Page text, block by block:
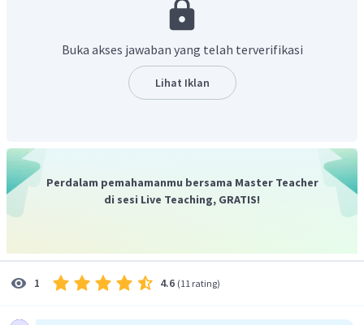
Buka akses jawaban yang telah terverifikasi
Lihat Iklan
Perdalam pemahamanmu bersama Master Teacher
di sesi Live Teaching, GRATIS!
1 4.6 (11 rating)